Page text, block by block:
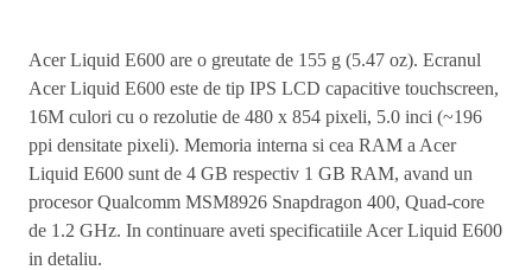
Acer Liquid E600 are o greutate de 155 g (5.47 oz). Ecranul
Acer Liquid E600 este de tip IPS LCD capacitive touchscreen,
16M culori cu o rezolutie de 480 x 854 pixeli, 5.0 inci (~196
ppi densitate pixeli). Memoria interna si cea RAM a Acer
Liquid E600 sunt de 4 GB respectiv 1 GB RAM, avand un
procesor Qualcomm MSM8926 Snapdragon 400, Quad-core
de 1.2 GHz. In continuare aveti specificatiile Acer Liquid E600
in detaliu.